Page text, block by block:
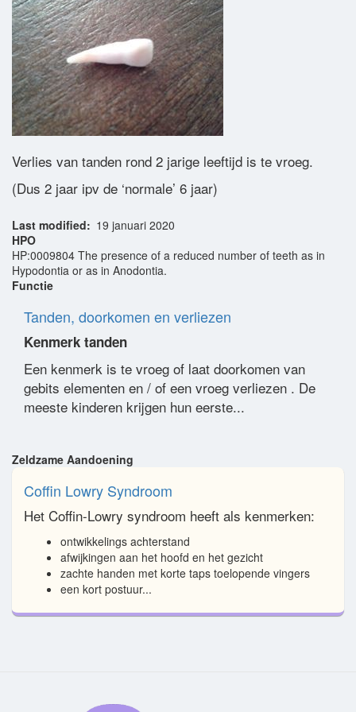
Woordenlijst
Contact
Verlies van tanden rond 2 jarige leeftijd is te vroeg.
(Dus 2 jaar ipv de ‘normale’ 6 jaar)
Last modified
19 januari 2020
HPO
HP:0009804 The presence of a reduced number of teeth as in
Hypodontia or as in Anodontia.
Functie
Tanden, doorkomen en verliezen
Kenmerk tanden
Een kenmerk is te vroeg of laat doorkomen van
gebits elementen en / of een vroeg verliezen . De
meeste kinderen krijgen hun eerste...
Zeldzame Aandoening
Coffin Lowry Syndroom
Het Coffin-Lowry syndroom heeft als kenmerken:
ontwikkelings achterstand
afwijkingen aan het hoofd en het gezicht
zachte handen met korte taps toelopende vingers
een kort postuur...